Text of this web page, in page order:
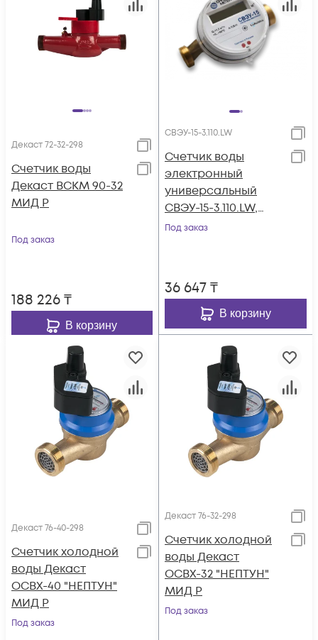
Декаст 72-32-298
Счетчик воды
Декаст ВСКМ 90-32
МИД Р
Под заказ
188 226₸
В корзину
СВЭУ-15-3.110.LW
Счетчик воды
электронный
универсальный
СВЭУ-15-3.110.LW,
СЭТ.469333.148-03.03,
Под заказ
36 647₸
В корзину
Декаст 76-40-298
Счетчик холодной
воды Декаст
ОСВХ-40 "НЕПТУН"
МИД Р
Под заказ
Декаст 76-32-298
Счетчик холодной
воды Декаст
ОСВХ-32 "НЕПТУН"
МИД Р
Под заказ